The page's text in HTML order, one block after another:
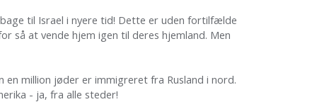
til Israel i nyere tid! Dette er uden fortilfælde
så at vende hjem igen til deres hjemland. Men
en million jøder er immigreret fra Rusland i nord.
- ja, fra alle steder!